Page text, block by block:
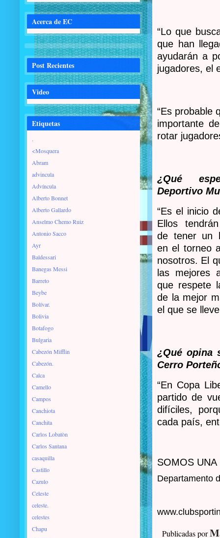
“Lo que
que han
ayudarán a
jugadores, el
“Es probable
importante
rotar
¿Qué
Deportivo
“Es el inicio
Ellos
de tener un
en el torneo
nosotros. El
las mejores
que respete
de la mejor
el que se
¿Qué opina
Cerro
“En Copa
partido de
difíciles,
cada país,
SOMOS UNA
Departamento
Publicadas por
Acerca de EC
Post Recientes
Video
Etiquetas
.
<Mosquera
Abram
advincula
Advíncula
Alberto Bonnet
Alberto Gallardo
Anselmo Chemo Ruiz
Antonio Sacco
Ayr
Baldessari
Banegas Messi
Barreto
Beybe
Bolívar.
Bolivia
Botafogo
Bulgaria
Cabezón Mifflin
Cabezón.
Calca
Camello
Campos
Canchiota
Canchita
Carlos Lobatòn
Carlos Santana
casaquilla
Castillo
Cazulo
Celeste
celeste.
celestes
Chapu